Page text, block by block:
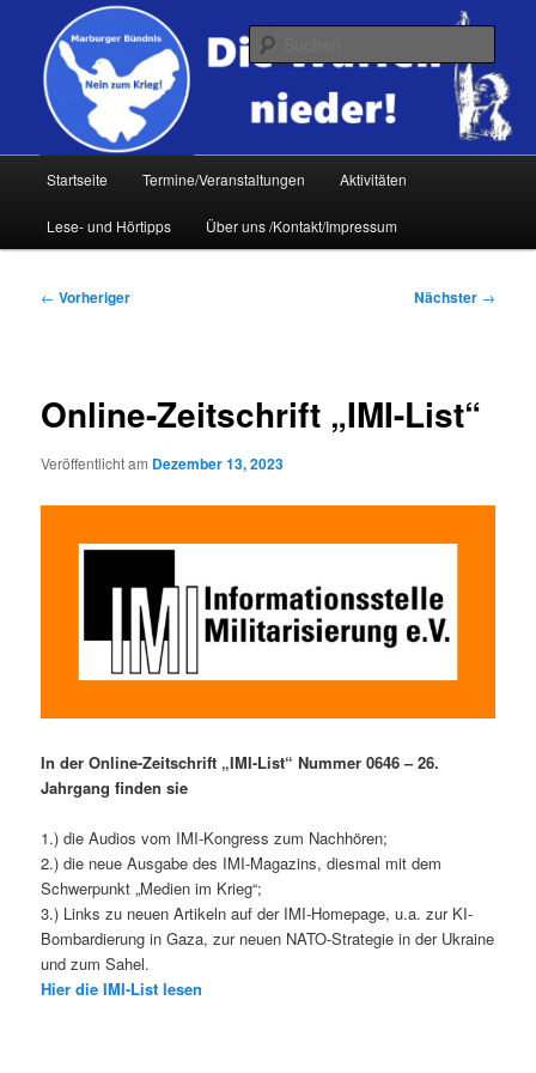
primären
springen
Startseite Termine/Veranstaltungen Aktivitäten
Lese- und Hörtipps Über uns /Kontakt/Impressum
Beitragsnavigation
← Vorheriger Nächster →
Online-Zeitschrift „IMI-List“
Veröffentlicht am Dezember 13, 2023
In der Online-Zeitschrift „IMI-List“ Nummer 0646 – 26.
Jahrgang finden sie
1.) die Audios vom IMI-Kongress zum Nachhören;
2.) die neue Ausgabe des IMI-Magazins, diesmal mit dem
Schwerpunkt „Medien im Krieg“;
3.) Links zu neuen Artikeln auf der IMI-Homepage, u.a. zur KI-
Bombardierung in Gaza, zur neuen NATO-Strategie in der Ukraine
und zum Sahel.
Hier die IMI-List lesen